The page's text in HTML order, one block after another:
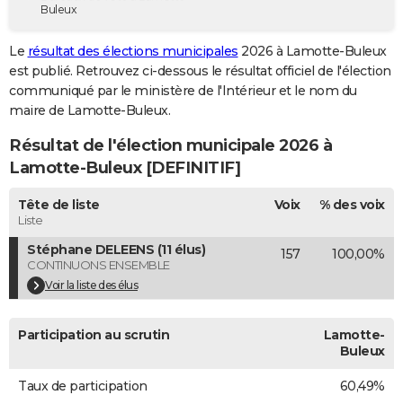
Destinations
City break
Voyage nature
Voyage de noces
Forum
GUIDES D'ACHAT
BONS PLANS
Carte de Noël
Carte Bonne année
Carte Saint-Valentin
Carte Pâques
Carte d'anniversaire
DICTIONNAIRE
Dictionnaire
Biographies
Citations
Expressions
Proverbes
PROGRAMME TV
COPAINS D'AVANT
S'inscrire
Se connecter
Lycées
Collèges
Primaires
Universités
Entreprises
Service militaire
Avis de recherche
AVIS DE DÉCÈS
Bricolage
Television
Buleux
Le résultat des élections municipales 2026 à Lamotte-Buleux
est publié. Retrouvez ci-dessous le résultat officiel de l'élection
communiqué par le ministère de l'Intérieur et le nom du
maire de Lamotte-Buleux.
Résultat de l'élection municipale 2026 à
Lamotte-Buleux [DEFINITIF]
Tête de liste
Liste
Voix % des voix
Stéphane DELEENS (11 élus)
CONTINUONS ENSEMBLE
Voir la liste des élus
157 100,00%
Participation au scrutin
Lamotte-
Buleux
Taux de participation 60,49%